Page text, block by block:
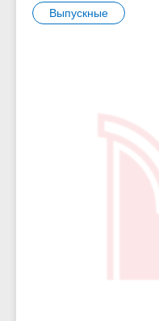
Выпускные